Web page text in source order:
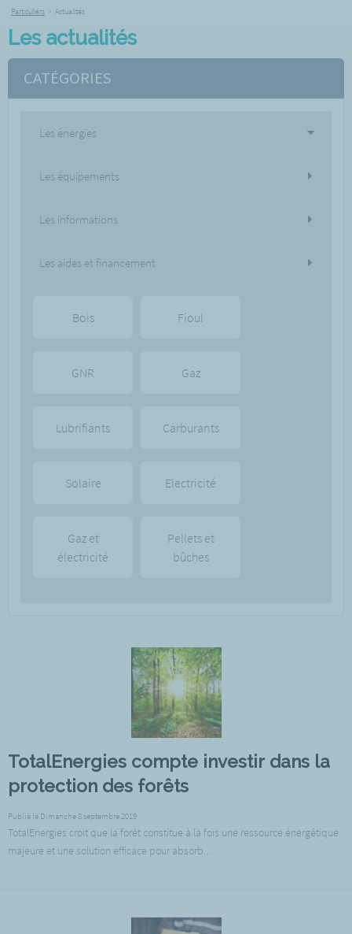
Particuliers > Actualités
Les actualités
CATÉGORIES
Les énergies
Les équipements
Les informations
Les aides et financement
Bois Fioul
GNR Gaz
Lubrifiants Carburants
Solaire Electricité
Gaz et
électricité
Pellets et
bûches
TotalEnergies compte investir dans la
protection des forêts
Publié le Dimanche 8 septembre 2019
TotalEnergies croit que la forêt constitue à la fois une ressource énergétique
majeure et une solution efficace pour absorb...